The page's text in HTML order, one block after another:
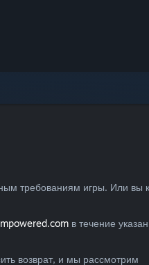
требованиям игры. Или вы
в течение
возврат, и мы рассмотрим